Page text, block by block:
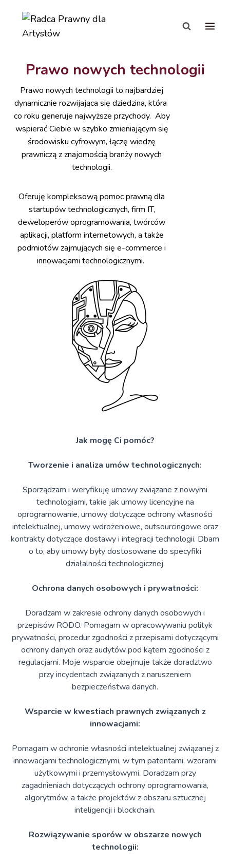
Prawo nowych technologii
Prawo nowych technologii to najbardziej
dynamicznie rozwijająca się dziedzina, która
co roku generuje najwyższe przychody. Aby
wspierać Ciebie w szybko zmieniającym się
środowisku cyfrowym, łączę wiedzę
prawniczą z znajomością branży nowych
technologii.
Oferuję kompleksową pomoc prawną dla
startupów technologicznych, firm IT,
deweloperów oprogramowania, twórców
aplikacji, platform internetowych, a także
podmiotów zajmujących się e-commerce i
innowacjami technologicznymi.
Jak mogę Ci pomóc?
Tworzenie i analiza umów technologicznych:
Sporządzam i weryfikuję umowy związane z nowymi
technologiami, takie jak umowy licencyjne na
oprogramowanie, umowy dotyczące ochrony własności
intelektualnej, umowy wdrożeniowe, outsourcingowe oraz
kontrakty dotyczące dostawy i integracji technologii. Dbam
o to, aby umowy były dostosowane do specyfiki
działalności technologicznej.
Ochrona danych osobowych i prywatności:
Doradzam w zakresie ochrony danych osobowych i
przepisów RODO. Pomagam w opracowywaniu polityk
prywatności, procedur zgodności z przepisami dotyczącymi
ochrony danych oraz audytów pod kątem zgodności z
regulacjami. Moje wsparcie obejmuje także doradztwo
przy incydentach związanych z naruszeniem
bezpieczeństwa danych.
Wsparcie w kwestiach prawnych związanych z
innowacjami:
Pomagam w ochronie własności intelektualnej związanej z
innowacjami technologicznymi, w tym patentami, wzorami
użytkowymi i przemysłowymi. Doradzam przy
zagadnieniach dotyczących ochrony oprogramowania,
algorytmów, a także projektów z obszaru sztucznej
inteligencji i blockchain.
Rozwiązywanie sporów w obszarze nowych
technologii: